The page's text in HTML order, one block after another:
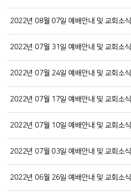
2022년 08월 07일 예배안내 및 교회소식
2022년 07월 31일 예배안내 및 교회소식
2022년 07월 24일 예배안내 및 교회소식
2022년 07월 17일 예배안내 및 교회소식
2022년 07월 10일 예배안내 및 교회소식
2022년 07월 03일 예배안내 및 교회소식
2022년 06월 26일 예배안내 및 교회소식